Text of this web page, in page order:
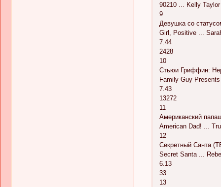
90210 ... Kelly Taylor
9
Девушка со
Girl, Positive ...
7.44
2428
10
Стьюи Гриффин:
Family Guy
7.43
13272
11
Американский
American Dad! ...
12
Секретный Санта
Secret Santa ...
6.13
33
13